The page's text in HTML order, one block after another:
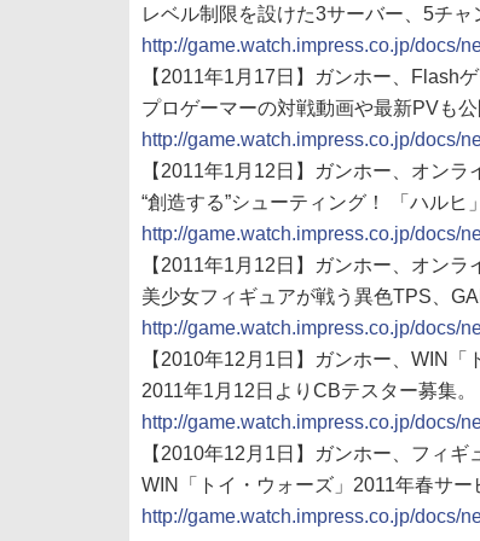
レベル制限を設けた3サーバー、5チ
http://game.watch.impress.co.jp/docs/
【2011年1月17日】ガンホー、Flash
プロゲーマーの対戦動画や最新PVも公
http://game.watch.impress.co.jp/docs/
【2011年1月12日】ガンホー、オン
“創造する”シューティング！ 「ハル
http://game.watch.impress.co.jp/docs/
【2011年1月12日】ガンホー、オン
美少女フィギュアが戦う異色TPS、
http://game.watch.impress.co.jp/docs/
【2010年12月1日】ガンホー、WIN「
2011年1月12日よりCBテスター募集
http://game.watch.impress.co.jp/docs/
【2010年12月1日】ガンホー、フィ
WIN「トイ・ウォーズ」2011年春サー
http://game.watch.impress.co.jp/docs/